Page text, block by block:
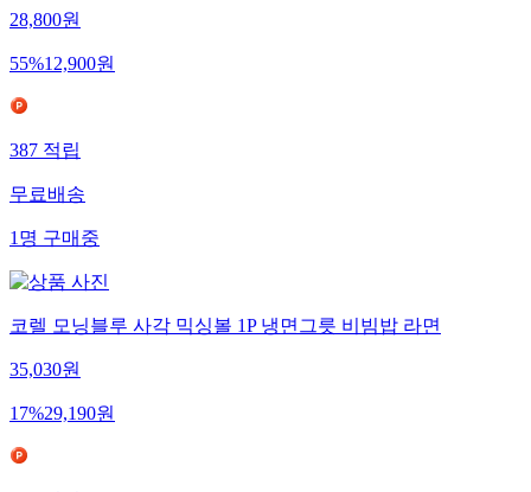
28,800원
55%12,900원
387적립
무료배송
1명구매중
코렐 모닝블루 사각 믹싱볼 1P 냉면그릇 비빔밥 라면
35,030원
17%29,190원